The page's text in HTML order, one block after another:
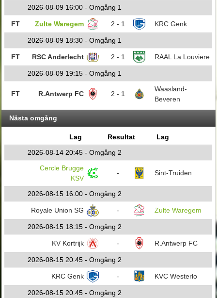
2026-08-09 16:00 - Omgång 1
FT Zulte Waregem 2 - 1 KRC Genk
2026-08-09 18:30 - Omgång 1
FT RSC Anderlecht 2 - 1 RAAL La Louviere
2026-08-09 19:15 - Omgång 1
FT R.Antwerp FC 2 - 1
Waasland-
Beveren
Nästa omgång
Lag Resultat
Lag
2026-08-14 20:45 - Omgång 2
Cercle Brugge
KSV
- Sint-Truiden
2026-08-15 16:00 - Omgång 2
Royale Union SG - Zulte Waregem
2026-08-15 18:15 - Omgång 2
KV Kortrijk - R.Antwerp FC
2026-08-15 20:45 - Omgång 2
KRC Genk - KVC Westerlo
2026-08-15 20:45 - Omgång 2